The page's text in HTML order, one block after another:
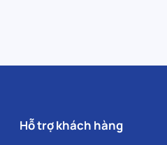
Hỗ trợ khách hàng